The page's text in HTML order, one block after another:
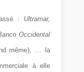
: Ultramar,
Occidental
même), … la
à elle